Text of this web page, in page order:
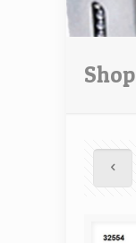
Shop